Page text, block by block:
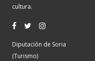
cultura.
Diputación de Soria
(Turismo)